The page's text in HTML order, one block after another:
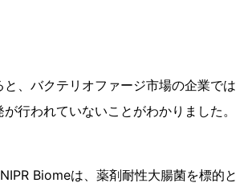
と、バクテリオファージ市場の企業では
行われていないことがわかりました。
Biomeは、薬剤耐性大腸菌を標的と